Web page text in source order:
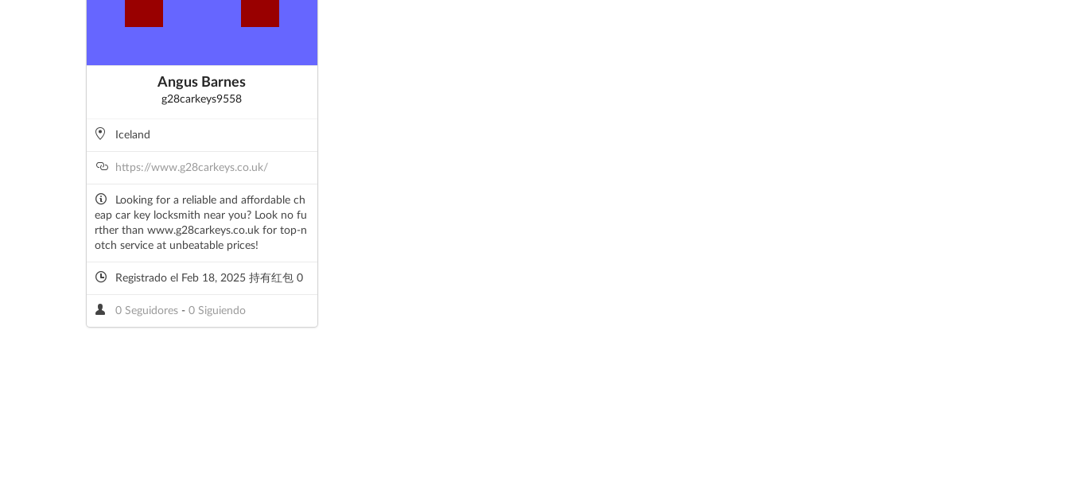
Angus Barnes
g28carkeys9558
Iceland
https://www.g28carkeys.co.uk/
Looking for a reliable and affordable ch
eap car key locksmith near you? Look no fu
rther than www.g28carkeys.co.uk for top-n
otch service at unbeatable prices!
Registrado el Feb 18, 2025 持有红包 0
0 Seguidores - 0 Siguiendo